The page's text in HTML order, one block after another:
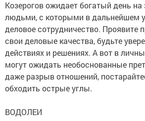
Козерогов ожидает богатый день на
людьми, с которыми в дальнейшем у
деловое сотрудничество. Проявите
свои деловые качества, будьте
действиях и решениях. А вот в
могут ожидать необоснованные
даже разрыв отношений,
обходить острые углы.
ВОДОЛЕИ